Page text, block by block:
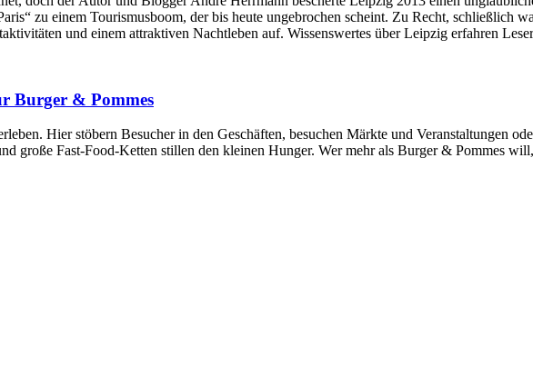
zu einem Tourismusboom, der bis heute ungebrochen scheint. Zu Recht, schließlich
und einem attraktiven Nachtleben auf. Wissenswertes über Leipzig erfahren
Burger & Pommes
Hier stöbern Besucher in den Geschäften, besuchen Märkte und Veranstaltungen
große Fast-Food-Ketten stillen den kleinen Hunger. Wer mehr als Burger & Pommes